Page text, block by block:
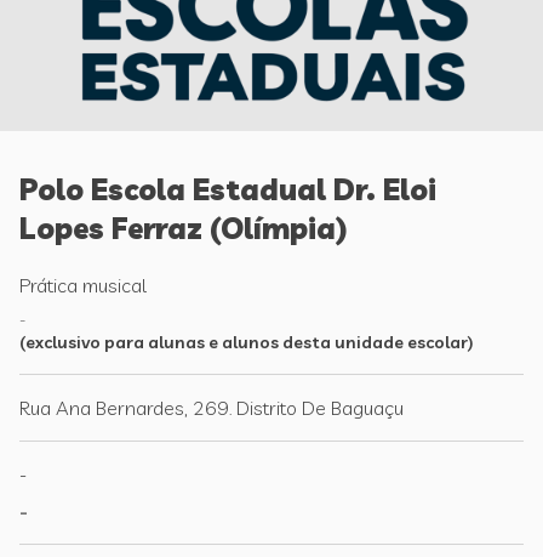
Polo Escola Estadual Dr. Eloi
Lopes Ferraz (Olímpia)
Prática musical
-
(exclusivo para alunas e alunos desta unidade escolar)
Rua Ana Bernardes, 269. Distrito De Baguaçu
-
-